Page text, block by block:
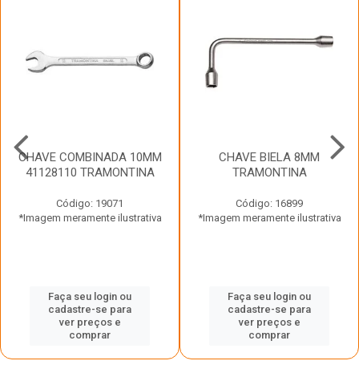
CHAVE COMBINADA 10MM
41128110 TRAMONTINA
Código: 19071
*Imagem meramente ilustrativa
Faça seu login ou
cadastre-se para
ver preços e
comprar
CHAVE BIELA 8MM
TRAMONTINA
Código: 16899
*Imagem meramente ilustrativa
Faça seu login ou
cadastre-se para
ver preços e
comprar